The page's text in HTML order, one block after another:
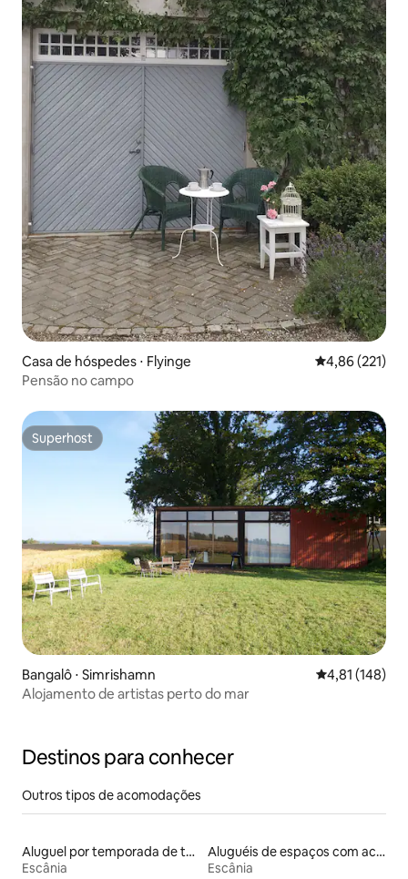
Casa de hóspedes ⋅ Flyinge 4,86 de uma
4,86 (221)
Pensão no campo
Superhost
Superhost
Bangalô ⋅ Simrishamn 4,81 de uma
4,81 (148)
Alojamento de artistas perto do mar
Destinos para conhecer
Outros tipos de acomodações
Aluguel por temporada de tendas
Escânia
Aluguéis de espaços com acesso direto a pistas de esqui
Escânia